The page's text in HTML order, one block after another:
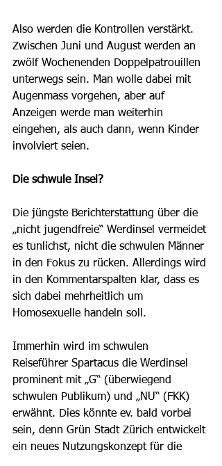
Also werden die Kontrollen verstärkt.
Zwischen Juni und August werden an
zwölf Wochenenden Doppelpatrouillen
unterwegs sein. Man wolle dabei mit
Augenmass vorgehen, aber auf
Anzeigen werde man weiterhin
eingehen, als auch dann, wenn Kinder
involviert seien.
Die schwule Insel?
Die jüngste Berichterstattung über die
„nicht jugendfreie“ Werdinsel vermeidet
es tunlichst, nicht die schwulen Männer
in den Fokus zu rücken. Allerdings wird
in den Kommentarspalten klar, dass es
sich dabei mehrheitlich um
Homosexuelle handeln soll.
Immerhin wird im schwulen
Reiseführer Spartacus die Werdinsel
prominent mit „G“ (überwiegend
schwulen Publikum) und „NU“ (FKK)
erwähnt. Dies könnte ev. bald vorbei
sein, denn Grün Stadt Zürich entwickelt
ein neues Nutzungskonzept für die